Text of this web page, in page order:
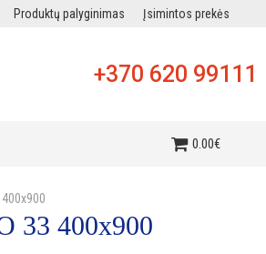
Produktų palyginimas Įsimintos prekės
+370 620 99111
0.00€
33 400x900